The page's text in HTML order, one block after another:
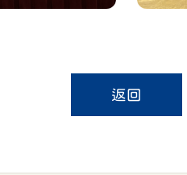
返回